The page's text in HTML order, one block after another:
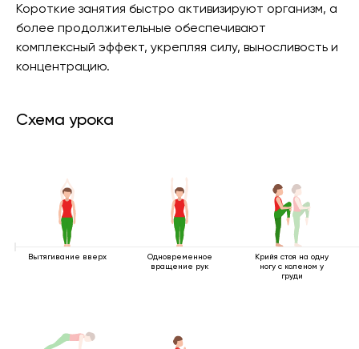
Короткие занятия быстро активизируют организм, а
более продолжительные обеспечивают
комплексный эффект, укрепляя силу, выносливость и
концентрацию.
Схема урока
Вытягивание вверх
Одновременное
вращение рук
Крийя стоя на одну
ногу с коленом у
груди